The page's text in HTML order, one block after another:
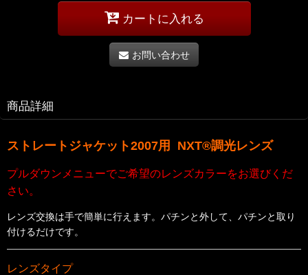
カートに入れる
お問い合わせ
商品詳細
ストレートジャケット2007用 NXT®調光レンズ
プルダウンメニューでご希望のレンズカラーをお選びくだ
さい。
レンズ交換は手で簡単に行えます。パチンと外して、パチンと取り
付けるだけです。
レンズタイプ